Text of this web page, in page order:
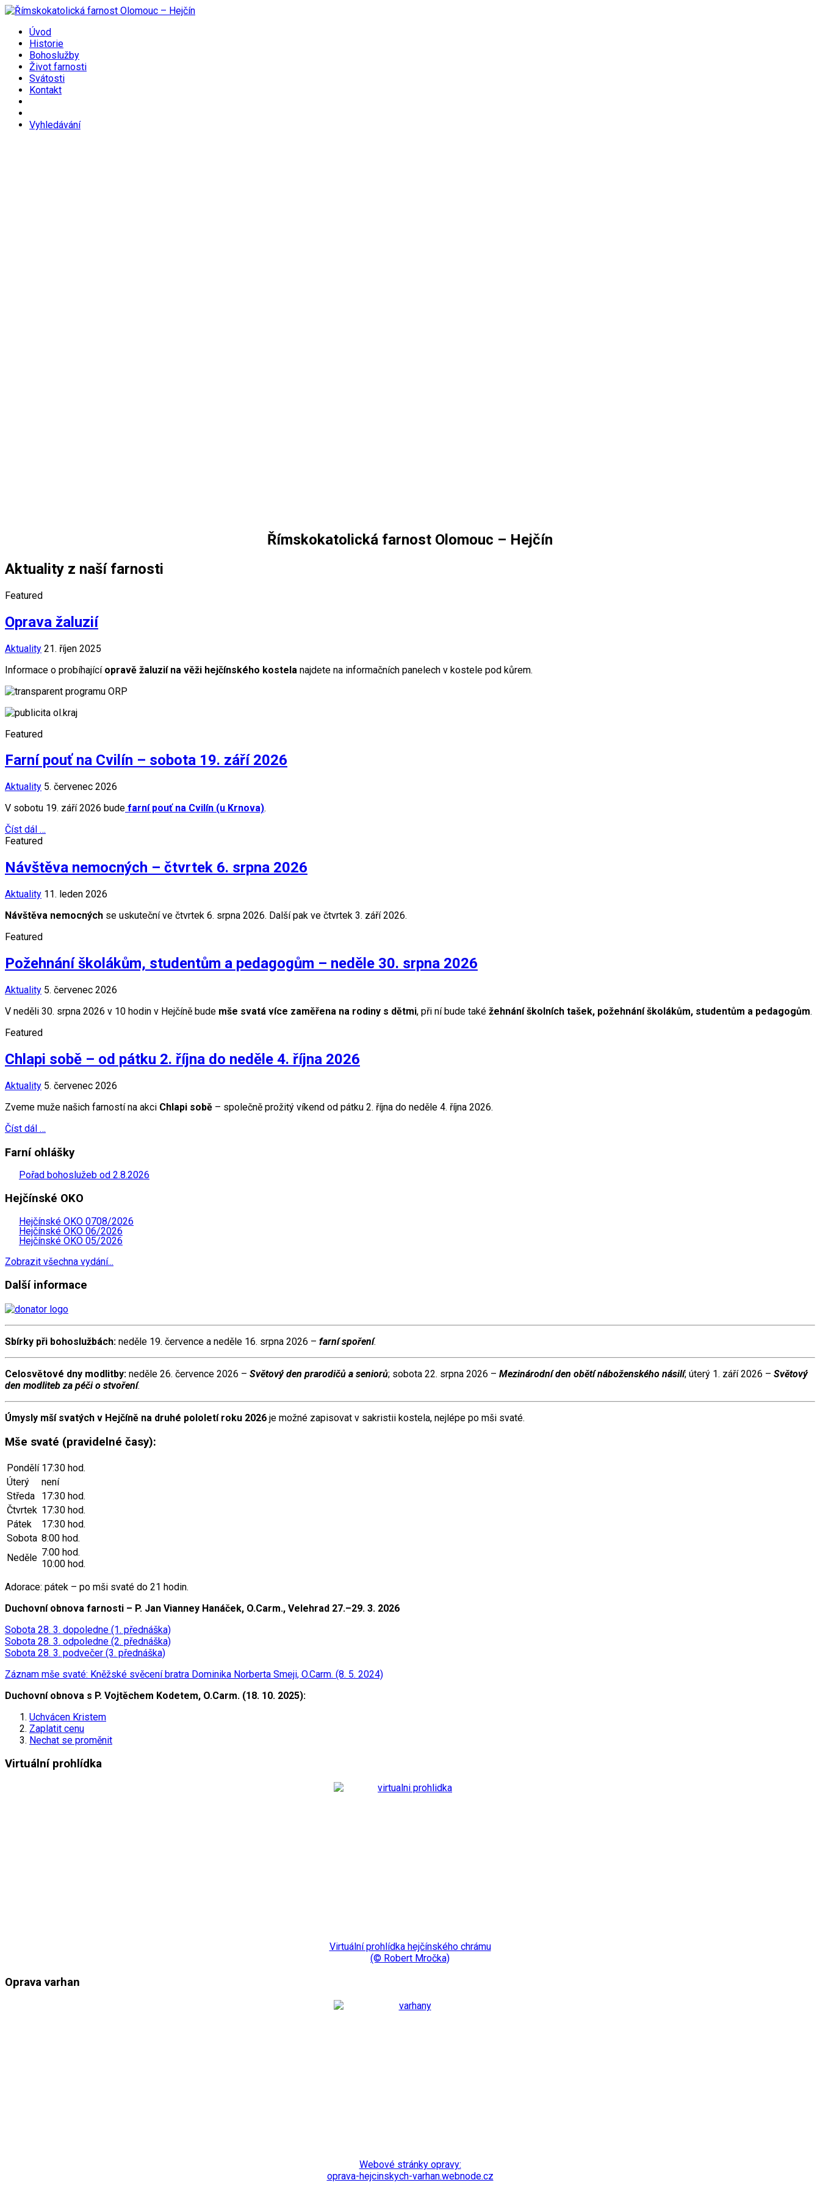
Úvod
Historie
Bohoslužby
Život farnosti
Svátosti
Kontakt
Vyhledávání
Římskokatolická farnost Olomouc – Hejčín
Aktuality z naší farnosti
Featured
Oprava žaluzií
Aktuality 21. říjen 2025
Informace o probíhající opravě žaluzií na věži hejčínského kostela najdete na informačních panelech v kostele pod kůrem.
Featured
Farní pouť na Cvilín – sobota 19. září 2026
Aktuality 5. červenec 2026
V sobotu 19. září 2026 bude farní pouť na Cvilín (u Krnova).
Číst dál …
Featured
Návštěva nemocných – čtvrtek 6. srpna 2026
Aktuality 11. leden 2026
Návštěva nemocných se uskuteční ve čtvrtek 6. srpna 2026. Další pak ve čtvrtek 3. září 2026.
Featured
Požehnání školákům, studentům a pedagogům – neděle 30. srpna 2026
Aktuality 5. červenec 2026
V neděli 30. srpna 2026 v 10 hodin v Hejčíně bude mše svatá více zaměřena na rodiny s dětmi, při ní bude také žehnání školních tašek, požehnání školákům, studentům a pedagogům.
Featured
Chlapi sobě – od pátku 2. října do neděle 4. října 2026
Aktuality 5. červenec 2026
Zveme muže našich farností na akci Chlapi sobě – společně prožitý víkend od pátku 2. října do neděle 4. října 2026.
Číst dál …
Farní ohlášky
Pořad bohoslužeb od 2.8.2026
Hejčínské OKO
Hejčínské OKO 0708/2026
Hejčínské OKO 06/2026
Hejčínské OKO 05/2026
Zobrazit všechna vydání...
Další informace
Sbírky při bohoslužbách: neděle 19. července a neděle 16. srpna 2026 – farní spoření.
Celosvětové dny modlitby: neděle 26. července 2026 – Světový den prarodičů a seniorů; sobota 22. srpna 2026 – Mezinárodní den obětí náboženského násilí; úterý 1. září 2026 – Světový
den modliteb za péči o stvoření.
Úmysly mší svatých v Hejčíně na druhé pololetí roku 2026 je možné zapisovat v sakristii kostela, nejlépe po mši svaté.
Mše svaté (pravidelné časy):
Pondělí 17:30 hod.
Úterý
není
Středa
17:30 hod.
Čtvrtek 17:30 hod.
Pátek
17:30 hod.
Sobota 8:00 hod.
Neděle 7:00 hod.
10:00 hod.
Adorace: pátek – po mši svaté do 21 hodin.
Duchovní obnova farnosti – P. Jan Vianney Hanáček, O.Carm., Velehrad 27.–29. 3. 2026
Sobota 28. 3. dopoledne (1. přednáška)
Sobota 28. 3. odpoledne (2. přednáška)
Sobota 28. 3. podvečer (3. přednáška)
Záznam mše svaté: Kněžské svěcení bratra Dominika Norberta Smeji, O.Carm. (8. 5. 2024)
Duchovní obnova s P. Vojtěchem Kodetem, O.Carm. (18. 10. 2025):
Uchvácen Kristem
Zaplatit cenu
Nechat se proměnit
Virtuální prohlídka
Virtuální prohlídka hejčínského chrámu
(© Robert Mročka)
Oprava varhan
Webové stránky opravy:
oprava-hejcinskych-varhan.webnode.cz